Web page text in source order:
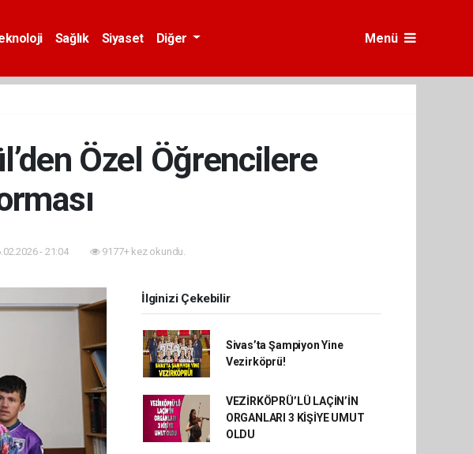
Sağlık Siyaset Diğer Menü
Özel Öğrencilere
- 21:04 9177+ kez okundu.
İlginizi Çekebilir
Sivas’ta Şampiyon Yine
Vezirköprü!
VEZİRKÖPRÜ’LÜ LAÇİN’İN
ORGANLARI 3 KİŞİYE UMUT
OLDU